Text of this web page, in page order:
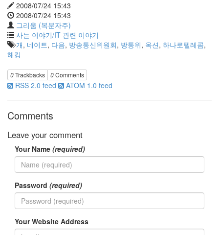
2008/07/24 15:43
2008/07/24 15:43
그리움 (복분자주)
사는 이야기/IT 관련 이야기
개, 네이트, 다음, 방송통신위원회, 방통위, 옥션, 하나로텔레콤,
해킹
0Trackbacks 0Comments
RSS 2.0 feed ATOM 1.0 feed
Comments
Leave your comment
Your Name (required)
Password (required)
Your Website Address
트
웨
어
미
국
Notices
블
그
개
By
(복